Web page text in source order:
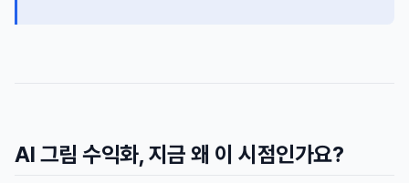
AI 그림 수익화, 지금 왜 이 시점인가요?